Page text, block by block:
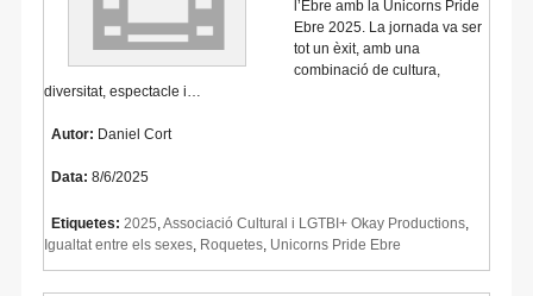
l’Ebre amb la Unicorns Pride
Ebre 2025. La jornada va ser
tot un èxit, amb una
combinació de cultura,
diversitat, espectacle i…
Autor: Daniel Cort
Data: 8/6/2025
Etiquetes: 2025 Associació Cultural i LGTBI+ Okay Productions
Igualtat entre els sexes Roquetes Unicorns Pride Ebre